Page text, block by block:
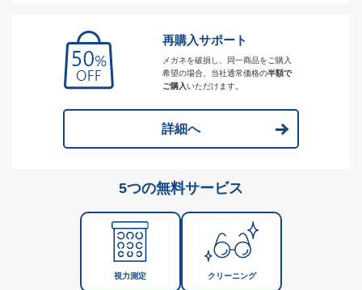
再購入サポート
メガネを破損し、同一商品をご購入
希望の場合、当社通常価格の半額で
ご購入いただけます。
詳細へ
5つの無料サービス
視力測定 クリーニング